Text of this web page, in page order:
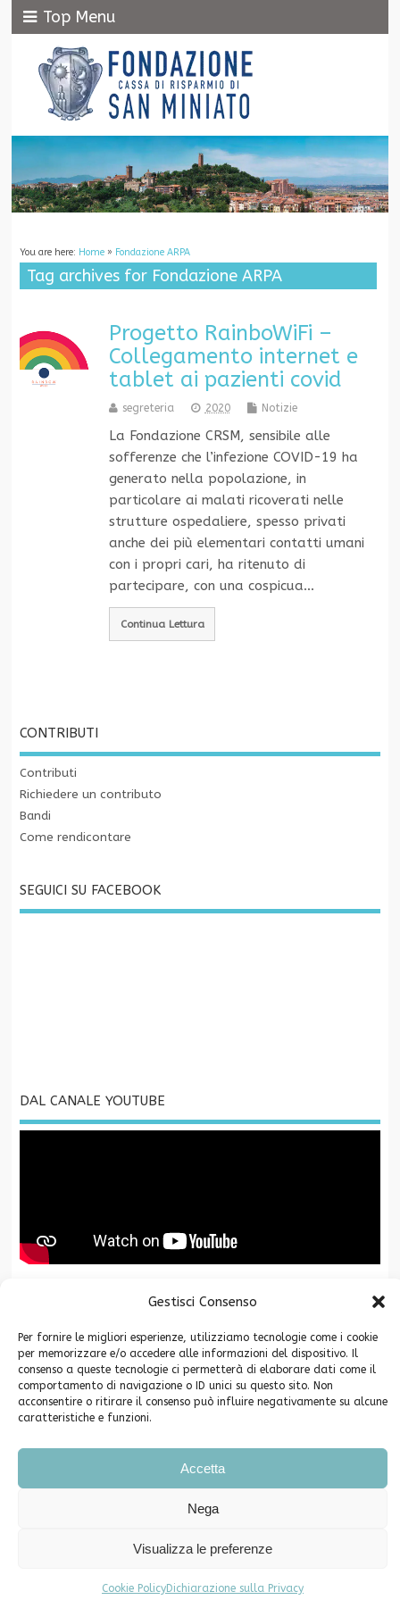
Gestisci Consenso
Per fornire le migliori esperienze, utilizziamo tecnologie come i cookie
per memorizzare e/o accedere alle informazioni del dispositivo. Il
consenso a queste tecnologie ci permetterà di elaborare dati come il
comportamento di navigazione o ID unici su questo sito. Non
acconsentire o ritirare il consenso può influire negativamente su alcune
caratteristiche e funzioni.
Accetta
Nega
Visualizza le preferenze
Cookie PolicyDichiarazione sulla Privacy
Top Menu
You are here: Home» Fondazione ARPA
Tag archives for Fondazione ARPA
Progetto RainboWiFi –
Collegamento internet e
tablet ai pazienti covid
segreteria 2020 Notizie
La Fondazione CRSM, sensibile alle
sofferenze che l’infezione COVID-19 ha
generato nella popolazione, in
particolare ai malati ricoverati nelle
strutture ospedaliere, spesso privati
anche dei più elementari contatti umani
con i propri cari, ha ritenuto di
partecipare, con una cospicua…
Continua Lettura
CONTRIBUTI
Contributi
Richiedere un contributo
Bandi
Come rendicontare
SEGUICI SU FACEBOOK
DAL CANALE YOUTUBE
La Fondazione CR San Miniato è associata a
Copyright ©2026. Fondazione Cassa di Risparmio di San Miniato -
Telefono e Fax 0571-546790 PEC info@pec.fondazionecrsm.it
Eventi e segnalazioni
Cookie Policy (UE)